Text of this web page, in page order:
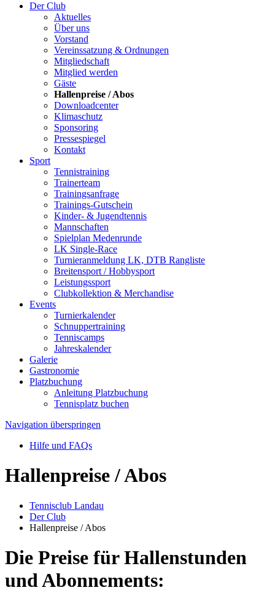
Der Club
Aktuelles
Über uns
Vorstand
Vereinssatzung & Ordnungen
Mitgliedschaft
Mitglied werden
Gäste
Hallenpreise / Abos
Downloadcenter
Klimaschutz
Sponsoring
Pressespiegel
Kontakt
Sport
Tennistraining
Trainerteam
Trainingsanfrage
Trainings-Gutschein
Kinder- & Jugendtennis
Mannschaften
Spielplan Medenrunde
LK Single-Race
Turnieranmeldung LK, DTB Rangliste
Breitensport / Hobbysport
Leistungssport
Clubkollektion & Merchandise
Events
Turnierkalender
Schnuppertraining
Tenniscamps
Jahreskalender
Galerie
Gastronomie
Platzbuchung
Anleitung Platzbuchung
Tennisplatz buchen
Navigation überspringen
Hilfe und FAQs
Hallenpreise / Abos
Tennisclub Landau
Der Club
Hallenpreise / Abos
Die Preise für Hallenstunden
und Abonnements: